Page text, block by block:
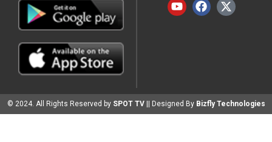
© 2024. All Rights Reserved by SPOT TV || Designed By Bizfly Technologies